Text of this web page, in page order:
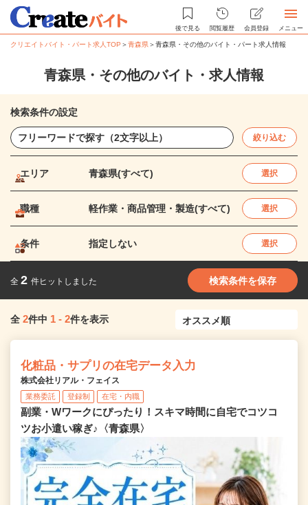
後で見る 閲覧履歴 会員登録 メニュー
クリエイトバイト・パート求人TOP ＞青森県＞青森県・その他のバイト・パート求人情報
青森県・その他のバイト・求人情報
検索条件の設定
絞り込む
エリア 青森県(すべて) 選択
職種 軽作業・商品管理・製造(すべて) 選択
条件 指定しない 選択
全 2 件ヒットしました 検索条件を保存
全 2件中 1 - 2件を表示
化粧品・サプリの在宅データ入力
株式会社リアル・フェイス
業務委託 登録制 在宅・内職
副業・Wワークにぴったり！スキマ時間に自宅でコツコ
ツお小遣い稼ぎ♪〈青森県〉